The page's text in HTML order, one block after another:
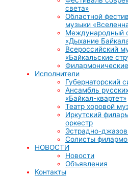
света»
Областной
музыки
Международный
«Дыхание
Всероссийский
«Байкальские
Исполнители
Губернаторский
Ансамбль
«Байкал-квартет»
Театр хоровой
Иркутский
оркестр
Эстрадно-
Солисты
НОВОСТИ
Новости
Объявления
Контакты